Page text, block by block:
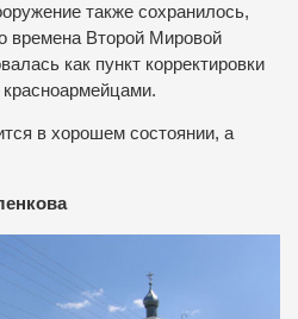
также сохранилось,
времена Второй Мировой
как пункт корректировки
в хорошем состоянии, а